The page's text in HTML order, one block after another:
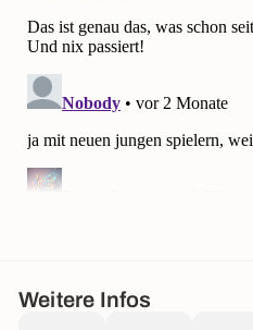
Weitere Infos